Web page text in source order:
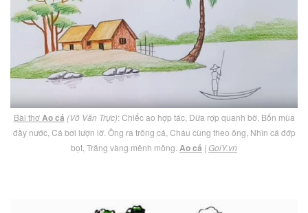
Bài thơ Ao cá (Võ Văn Trực): Chiếc ao hợp tác, Dừa rợp quanh bờ, Bốn mùa
đầy nước, Cá bơi lượn lờ. Ông ra trông cá, Cháu cùng theo ông, Nhìn cá đớp
bọt, Trăng vàng mênh mông. Ao cá | GoiY.vn